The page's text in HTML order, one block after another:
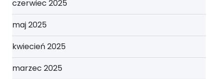
czerwiec 2025
maj 2025
kwiecień 2025
marzec 2025